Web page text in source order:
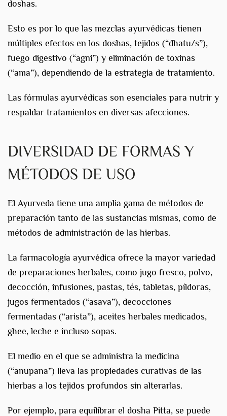
doshas.
Esto es por lo que las mezclas ayurvédicas tienen
múltiples efectos en los doshas, tejidos (“dhatu/s”),
fuego digestivo (“agni”) y eliminación de toxinas
(“ama”), dependiendo de la estrategia de tratamiento.
Las fórmulas ayurvédicas son esenciales para nutrir y
respaldar tratamientos en diversas afecciones.
DIVERSIDAD DE FORMAS Y
MÉTODOS DE USO
El Ayurveda tiene una amplia gama de métodos de
preparación tanto de las sustancias mismas, como de
métodos de administración de las hierbas.
La farmacología ayurvédica ofrece la mayor variedad
de preparaciones herbales, como jugo fresco, polvo,
decocción, infusiones, pastas, tés, tabletas, píldoras,
jugos fermentados (“asava”), decocciones
fermentadas (“arista”), aceites herbales medicados,
ghee, leche e incluso sopas.
El medio en el que se administra la medicina
(“anupana”) lleva las propiedades curativas de las
hierbas a los tejidos profundos sin alterarlas.
Por ejemplo, para equilibrar el dosha Pitta, se puede